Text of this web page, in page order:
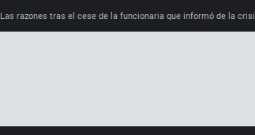
Las razones tras el cese de la funcionaria que informó de la